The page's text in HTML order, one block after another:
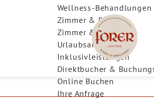
Wellness-Behandlungen
Zimmer & Preise
Zimmer & Suiten
Urlaubsangebote
Inklusivleistungen
Direktbucher &
Online Buchen
Ihre Anfrage